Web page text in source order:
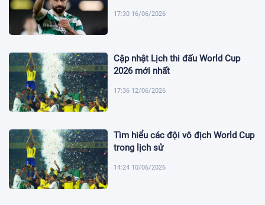
17:30 16/06/2026
Cập nhật Lịch thi đấu World Cup
2026 mới nhất
17:36 12/06/2026
Tìm hiểu các đội vô địch World Cup
trong lịch sử
14:24 10/06/2026